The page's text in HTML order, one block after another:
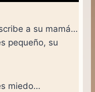
a su mamá…
pequeño, su
miedo…